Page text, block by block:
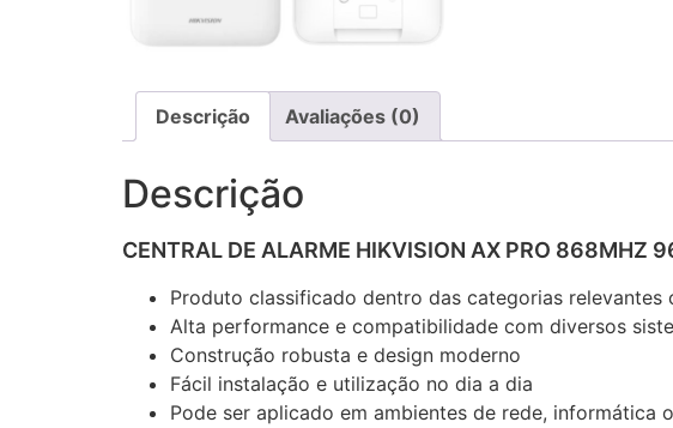
Descrição Avaliações (0)
Descrição
CENTRAL DE ALARME HIKVISION AX PRO 868MHZ
Produto classificado dentro das categorias
Alta performance e compatibilidade com diversos
Construção robusta e design moderno
Fácil instalação e utilização no dia a dia
Pode ser aplicado em ambientes de rede, informática